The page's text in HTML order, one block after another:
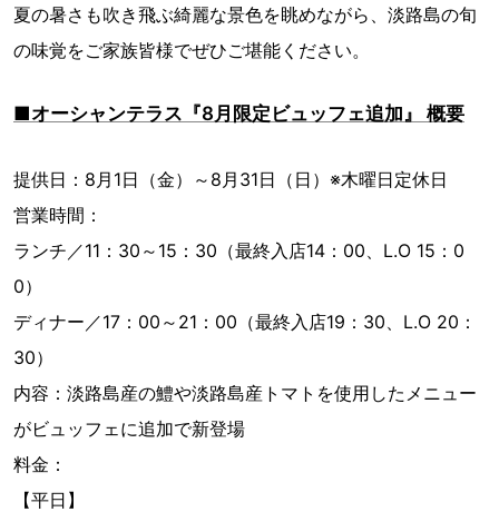
夏の暑さも吹き飛ぶ綺麗な景色を眺めながら、淡路島の旬
の味覚をご家族皆様でぜひご堪能ください。
■オーシャンテラス『8月限定ビュッフェ追加』 概要
提供日：8月1日（金）～8月31日（日）※木曜日定休日
営業時間：
ランチ／11：30～15：30（最終入店14：00、L.O 15：0
0）
ディナー／17：00～21：00（最終入店19：30、L.O 20：
30）
内容：淡路島産の鱧や淡路島産トマトを使用したメニュー
がビュッフェに追加で新登場
料金：
【平日】